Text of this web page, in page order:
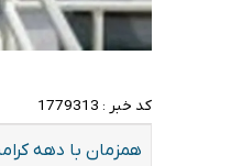
کد خبر : 1779313
همزمان با دهه